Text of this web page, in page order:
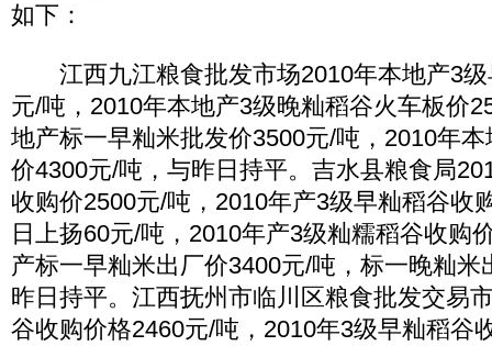
如下：
江西九江粮食批发市场2010年本地产3级
元/吨，2010年本地产3级晚籼稻谷火车板价
地产标一早籼米批发价3500元/吨，2010年
价4300元/吨，与昨日持平。吉水县粮食局
收购价2500元/吨，2010年产3级早籼稻谷收
日上扬60元/吨，2010年产3级籼糯稻谷收购
产标一早籼米出厂价3400元/吨，标一晚籼米
昨日持平。江西抚州市临川区粮食批发交易
谷收购价格2460元/吨，2010年3级早籼稻谷